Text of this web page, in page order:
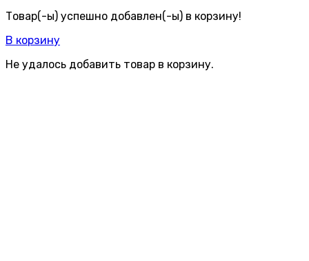
Товар(-ы) успешно добавлен(-ы) в корзину!
В корзину
Не удалось добавить товар в корзину.